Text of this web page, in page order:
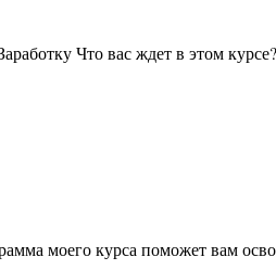
моего курса поможет вам